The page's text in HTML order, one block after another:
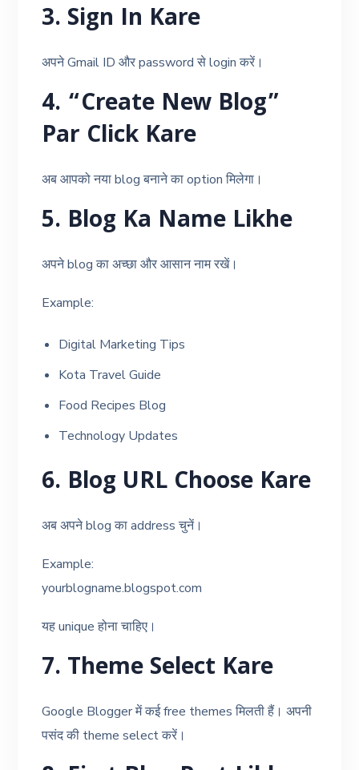
3. Sign In Kare
अपने Gmail ID और password से login करें।
4. “Create New Blog”
Par Click Kare
अब आपको नया blog बनाने का option मिलेगा।
5. Blog Ka Name Likhe
अपने blog का अच्छा और आसान नाम रखें।
Example:
Digital Marketing Tips
Kota Travel Guide
Food Recipes Blog
Technology Updates
6. Blog URL Choose Kare
अब अपने blog का address चुनें।
Example:
yourblogname.blogspot.com
यह unique होना चाहिए।
7. Theme Select Kare
Google Blogger में कई free themes मिलती हैं। अपनी
पसंद की theme select करें।